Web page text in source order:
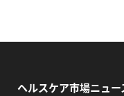
・歯ヂカラ探究月間
・自殺予防週間
ヘルスケア市場ニュー